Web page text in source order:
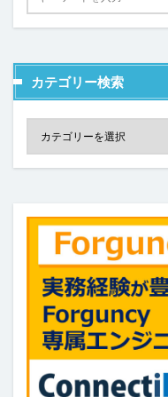
カテゴリー検索
ヘッダー
ボタン
ラジオボタン
ラ
リストビューの操作
レコードナビゲーショ
レポートのエクスポート
並べ替え
予実管
数式
数式フィー
日付型セル
書式
条件分岐
検索
繰り返し
詳細リストビューの設
集計フィールド